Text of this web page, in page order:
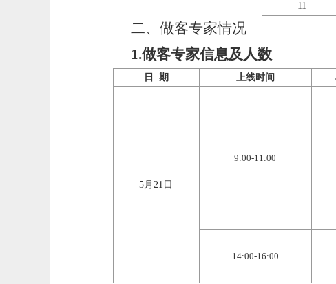
11
二、做客专家情况
1.做客专家信息及人数
日 期 上线时间
5月 21 日
9:00-11:00
14:00-16:00